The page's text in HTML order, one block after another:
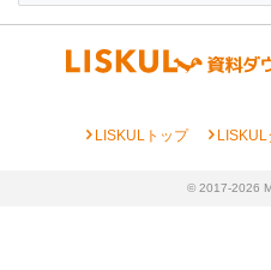
chevron_rightLISKULトップ chevron_right
© 2017-2026